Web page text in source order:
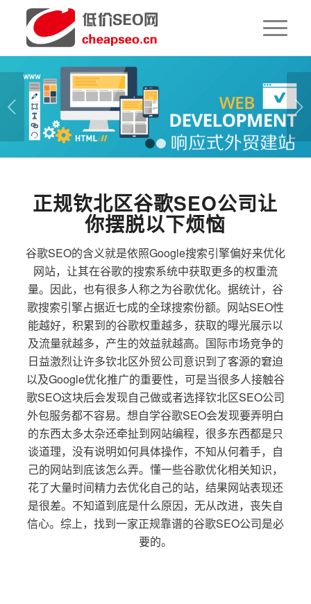
下一页
1 2
正规钦北区谷歌SEO公司让
你摆脱以下烦恼
谷歌SEO的含义就是依照Google搜索引擎偏好来优化
网站，让其在谷歌的搜索系统中获取更多的权重流
量。因此，也有很多人称之为谷歌优化。据统计，谷
歌搜索引擎占据近七成的全球搜索份额。网站SEO性
能越好，积累到的谷歌权重越多，获取的曝光展示以
及流量就越多，产生的效益就越高。国际市场竞争的
日益激烈让许多钦北区外贸公司意识到了客源的窘迫
以及Google优化推广的重要性，可是当很多人接触谷
歌SEO这块后会发现自己做或者选择钦北区SEO公司
外包服务都不容易。想自学谷歌SEO会发现要弄明白
的东西太多太杂还牵扯到网站编程，很多东西都是只
谈道理，没有说明如何具体操作，不知从何着手，自
己的网站到底该怎么弄。懂一些谷歌优化相关知识，
花了大量时间精力去优化自己的站，结果网站表现还
是很差。不知道到底是什么原因，无从改进，丧失自
信心。综上，找到一家正规靠谱的谷歌SEO公司是必
要的。